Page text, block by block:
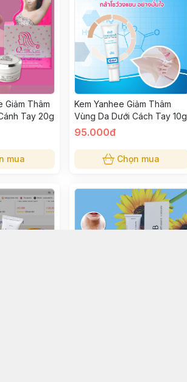
Giảm Thâm
Tay 20g
mua
Kem Yanhee Giảm Thâm
Vùng Da Dưới Cách Tay 10g
95.000đ
Chọn mua